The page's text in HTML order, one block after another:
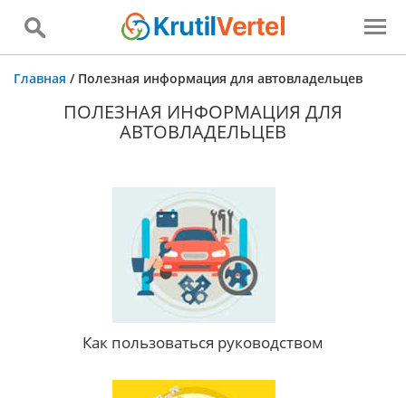
Главная / Полезная информация для автовладельцев
ПОЛЕЗНАЯ ИНФОРМАЦИЯ ДЛЯ
АВТОВЛАДЕЛЬЦЕВ
Как пользоваться руководством